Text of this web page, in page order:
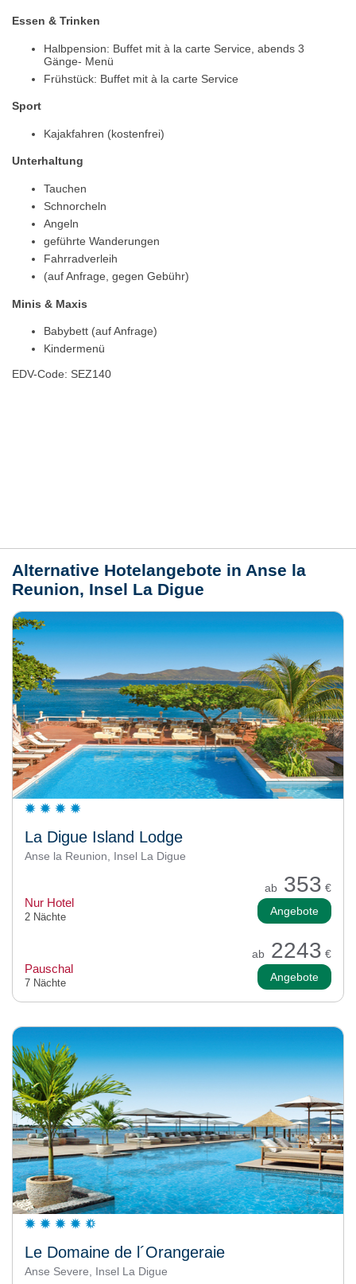
Essen & Trinken
Halbpension: Buffet mit à la carte Service, abends 3
Gänge- Menü
Frühstück: Buffet mit à la carte Service
Sport
Kajakfahren (kostenfrei)
Unterhaltung
Tauchen
Schnorcheln
Angeln
geführte Wanderungen
Fahrradverleih
(auf Anfrage, gegen Gebühr)
Minis & Maxis
Babybett (auf Anfrage)
Kindermenü
EDV-Code: SEZ140
Alternative Hotelangebote in Anse la
Reunion, Insel La Digue
La Digue Island Lodge
Anse la Reunion, Insel La Digue
ab 353 €
Nur Hotel
2 Nächte Angebote
ab 2243 €
Pauschal
7 Nächte Angebote
Le Domaine de l´Orangeraie
Anse Severe, Insel La Digue